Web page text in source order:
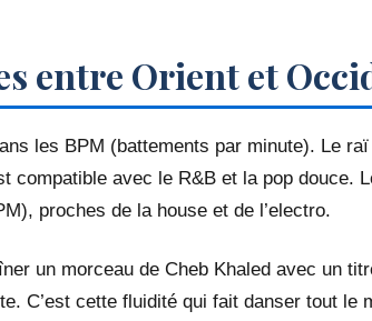
entre Orient et
les BPM (battements par minute). Le
compatible avec le R&B et la pop douce.
proches de la house et de l’electro.
un morceau de Cheb Khaled avec un
C’est cette fluidité qui fait danser tout le